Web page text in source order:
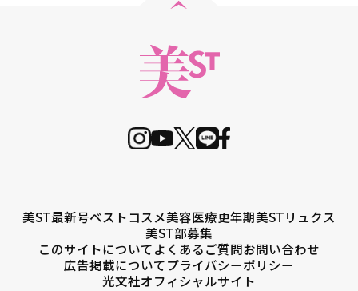
美ST最新号ベストコスメ美容医療更年期美STリュクス
美ST部募集
このサイトについてよくあるご質問お問い合わせ
広告掲載についてプライバシーポリシー
光文社オフィシャルサイト